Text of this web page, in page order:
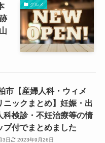
グルメ
市【産婦人科・ウィメ
ニックまとめ】妊娠・出
科検診・不妊治療等の情
プ付でまとめました
3日 2023年9月26日